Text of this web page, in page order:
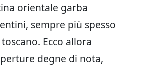
orientale garba
sempre più spesso
Ecco allora
degne di nota,